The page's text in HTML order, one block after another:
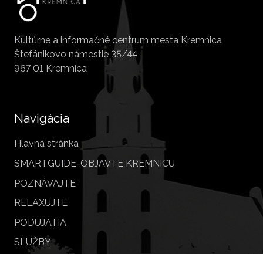
Kultúrne a informačné centrum mesta Kremnica
Štefánikovo námestie 35/44
967 01 Kremnica
Navigácia
Hlavná stránka
SMARTGUIDE-OBJAVTE KREMNICU
POZNÁVAJTE
RELAXUJTE
PODUJATIA
SLUŽBY